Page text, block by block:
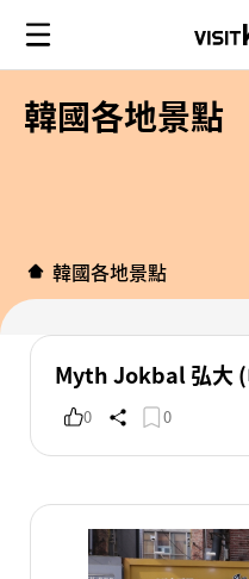
韓國各地景點
韓國各地景點
Myth Jokbal 弘大 (
0 0